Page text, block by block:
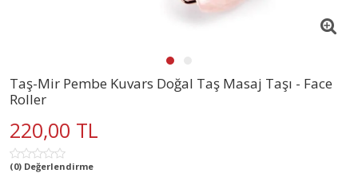
Taş-Mir Pembe Kuvars Doğal Taş Masaj Taşı - Face
Roller
220,00 TL
(0) Değerlendirme